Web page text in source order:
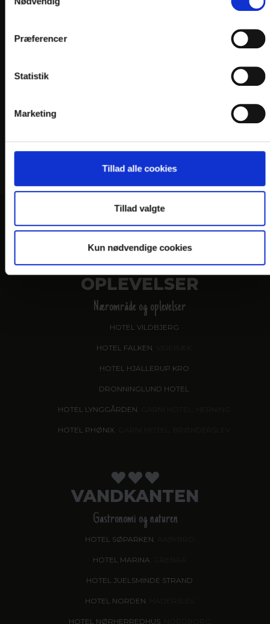
Præferencer
Statistik
Marketing
Tillad alle cookies
Tillad valgte
Kun nødvendige cookies
VORES HOTELLER OG KATEGORIER
OPLEVELSER
Nærområde og oplevelser
HOTEL VILDBJERG
HOTEL FALKEN
HOTEL HJALLERUP KRO
DRONNINGLUND HOTEL
HOTEL LYNGGÅRDEN
HOTEL PHØNIX
VANDKANTEN
Gastronomi og naturen
HOTEL SØPARKEN
HOTEL MARINA
HOTEL JUELSMINDE STRAND
HOTEL NORDEN
HOTEL NØRHERREDHUS, NORDBORG